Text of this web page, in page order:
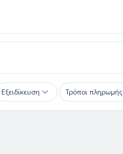
Εξειδίκευση Τρόποι πληρωμής